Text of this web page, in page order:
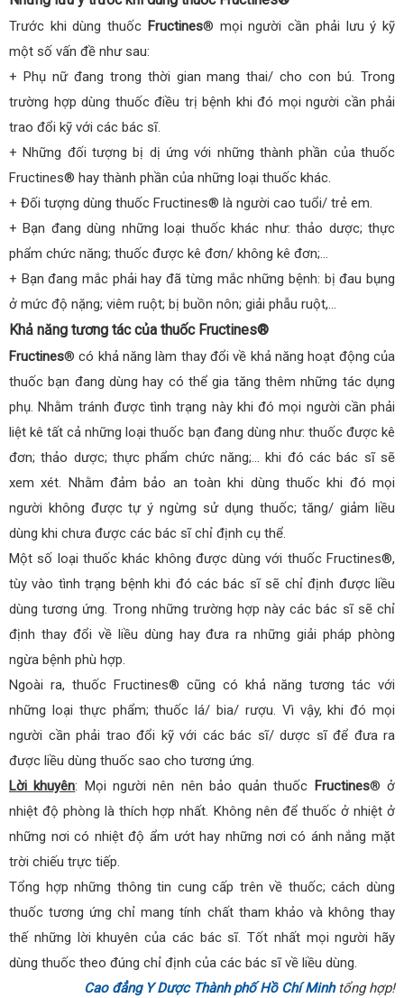
Trước khi dùng thuốc Fructines® mọi người cần phải lưu ý kỹ
một số vấn đề như sau:
+ Phụ nữ đang trong thời gian mang thai/ cho con bú. Trong
trường hợp dùng thuốc điều trị bệnh khi đó mọi người cần phải
trao đổi kỹ với các bác sĩ.
+ Những đối tượng bị dị ứng với những thành phần của thuốc
Fructines® hay thành phần của những loại thuốc khác.
+ Đối tượng dùng thuốc Fructines® là người cao tuổi/ trẻ em.
+ Bạn đang dùng những loại thuốc khác như: thảo dược; thực
phẩm chức năng; thuốc được kê đơn/ không kê đơn;…
+ Bạn đang mắc phải hay đã từng mắc những bệnh: bị đau bụng
ở mức độ nặng; viêm ruột; bị buồn nôn; giải phẫu ruột,…
Khả năng tương tác của thuốc Fructines®
Fructines® có khả năng làm thay đổi về khả năng hoạt động của
thuốc bạn đang dùng hay có thể gia tăng thêm những tác dụng
phụ. Nhằm tránh được tình trạng này khi đó mọi người cần phải
liệt kê tất cả những loại thuốc bạn đang dùng như: thuốc được kê
đơn; thảo dược; thực phẩm chức năng;… khi đó các bác sĩ sẽ
xem xét. Nhằm đảm bảo an toàn khi dùng thuốc khi đó mọi
người không được tự ý ngừng sử dụng thuốc; tăng/ giảm liều
dùng khi chưa được các bác sĩ chỉ định cụ thể.
Một số loại thuốc khác không được dùng với thuốc Fructines®,
tùy vào tình trạng bệnh khi đó các bác sĩ sẽ chỉ định được liều
dùng tương ứng. Trong những trường hợp này các bác sĩ sẽ chỉ
định thay đổi về liều dùng hay đưa ra những giải pháp phòng
ngừa bệnh phù hợp.
Ngoài ra, thuốc Fructines® cũng có khả năng tương tác với
những loại thực phẩm; thuốc lá/ bia/ rượu. Vì vậy, khi đó mọi
người cần phải trao đổi kỹ với các bác sĩ/ dược sĩ để đưa ra
được liều dùng thuốc sao cho tương ứng.
Lời khuyên: Mọi người nên nên bảo quản thuốc Fructines® ở
nhiệt độ phòng là thích hợp nhất. Không nên để thuốc ở nhiệt ở
những nơi có nhiệt độ ẩm ướt hay những nơi có ánh nắng mặt
trời chiếu trực tiếp.
Tổng hợp những thông tin cung cấp trên về thuốc; cách dùng
thuốc tương ứng chỉ mang tính chất tham khảo và không thay
thế những lời khuyên của các bác sĩ. Tốt nhất mọi người hãy
dùng thuốc theo đúng chỉ định của các bác sĩ về liều dùng.
Cao đẳng Y Dược Thành phố Hồ Chí Minhtổng hợp!